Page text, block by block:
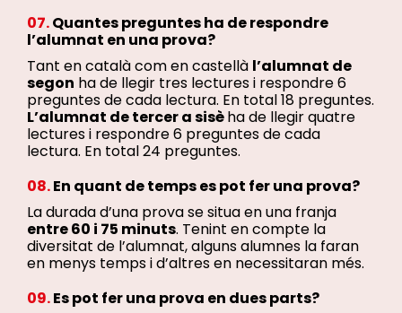
07.Quantes preguntes ha de respondre
l’alumnat en una prova?
Tant en català com en castellà l’alumnat de
segon ha de llegir tres lectures i respondre 6
preguntes de cada lectura. En total 18 preguntes.
L’alumnat de tercer a sisèha de llegir quatre
lectures i respondre 6 preguntes de cada
lectura. En total 24 preguntes.
08.En quant de temps es pot fer una prova?
La durada d’una prova se situa en una franja
entre 60 i 75 minuts. Tenint en compte la
diversitat de l’alumnat, alguns alumnes la faran
en menys temps i d’altres en necessitaran més.
09.Es pot fer una prova en dues parts?